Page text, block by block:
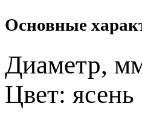
Основные
Диаметр,
Цвет: ясень